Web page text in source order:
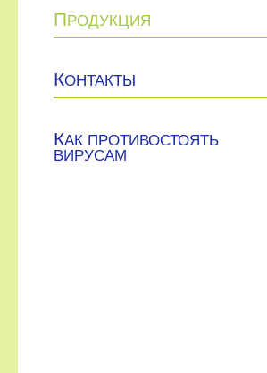
ПРОДУКЦИЯ
КОНТАКТЫ
КАК ПРОТИВОСТОЯТЬ
ВИРУСАМ